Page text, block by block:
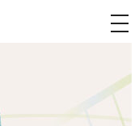
メ
ニ